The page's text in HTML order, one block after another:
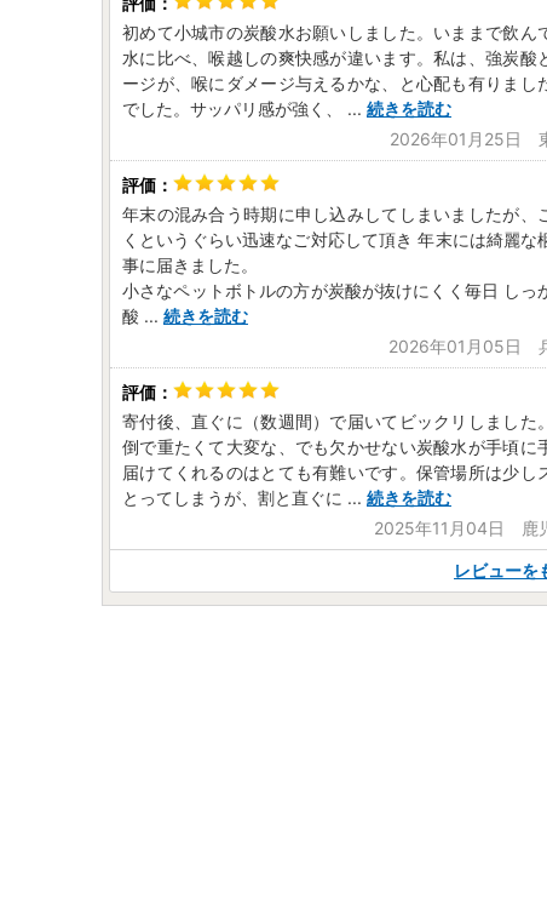
初めて小城市の炭酸水お願いしました。いままで飲ん
水に比べ、喉越しの爽快感が違います。私は、強炭酸
ージが、喉にダメージ与えるかな、と心配も有りまし
でした。サッパリ感が強く、
... 続きを読む
2026年01月25日
年末の混み合う時期に申し込みしてしまいましたが、
くというぐらい迅速なご対応して頂き 年末には綺麗な
事に届きました。
小さなペットボトルの方が炭酸が抜けにくく毎日 しっ
酸 ... 続きを読む
2026年01月05日
寄付後、直ぐに（数週間）で届いてビックリしました
倒で重たくて大変な、でも欠かせない炭酸水が手頃に
届けてくれるのはとても有難いです。保管場所は少し
とってしまうが、割と直ぐに ... 続きを読む
2025年11月04日 鹿
レビューを